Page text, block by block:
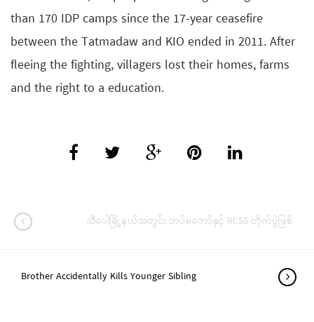
than 170 IDP camps since the 17-year ceasefire
between the Tatmadaw and KIO ended in 2011. After
fleeing the fighting, villagers lost their homes, farms
and the right to a education.
သီပေါမြို့နယ်အတွင်း တပ်မတော်နှင့် RCSS တိုက်ပွဲဖြစ်
Brother Accidentally Kills Younger Sibling